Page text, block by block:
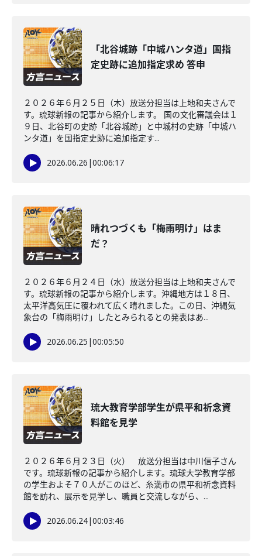
「北谷城跡「中城ハンタ道」国指
定史跡に追加指定求め 答申
２０２６年６月２５日（木）放送分担当は上地和夫さんで
す。琉球新報の記事から紹介します。 国の文化審議会は１
９日、北谷町の史跡「北谷城跡」と中城村の史跡「中城ハ
ンタ道」を国指定史跡に追加指定す...
2026.06.26 |00:06:17
晴れつづくも「梅雨明け」はま
だ？
２０２６年６月２４日（水）放送分担当は上地和夫さんで
す。琉球新報の記事から紹介します。沖縄地方は１８日、
太平洋高気圧に覆われて広く晴れました。この日、沖縄気
象台の「梅雨明け」したとみられるとの発表はあ...
2026.06.25 |00:05:50
琉大教育学部学生が県平和祈念資
料館を見学
２０２６年６月２３日（火） 放送分担当は中川信子さん
です。琉球新報の記事から紹介します。琉球大学教育学部
の学生およそ７０人がこのほど、糸満市の県平和祈念資料
館を訪れ、展示を見学し、職員と交流しながら、...
2026.06.24|00:03:46